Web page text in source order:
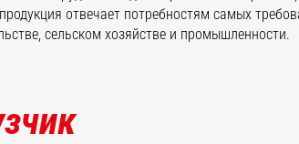
отвечает потребностям самых
сельском хозяйстве и промышленности.